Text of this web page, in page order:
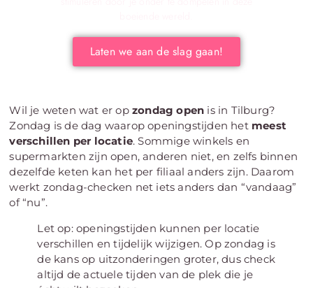
Wil je weten wat er opzondag open is in Tilburg?
Zondag is de dag waarop openingstijden het meest
verschillen per locatie. Sommige winkels en
supermarkten zijn open, anderen niet, en zelfs binnen
dezelfde keten kan het per filiaal anders zijn. Daarom
werkt zondag-checken net iets anders dan “vandaag”
of “nu”.
Let op: openingstijden kunnen per locatie
verschillen en tijdelijk wijzigen. Op zondag is
de kans op uitzonderingen groter, dus check
altijd de actuele tijden van de plek die je
Laten we aan de slag gaan!